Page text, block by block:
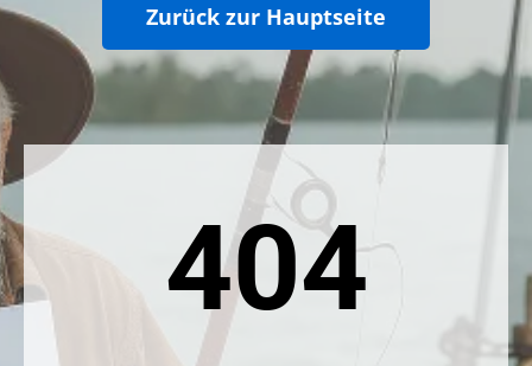
Zurück zur Hauptseite
404